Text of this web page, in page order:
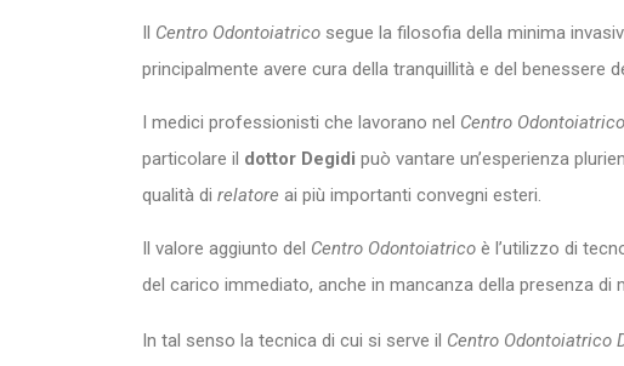
Il Centro Odontoiatrico segue la filosofia della minima
principalmente avere cura della tranquillità e del benessere
I medici professionisti che lavorano nel Centro Odontoiatrico
particolare il dottor Degidi può vantare un’esperienza
qualità di relatore ai più importanti convegni esteri.
Il valore aggiunto del Centro Odontoiatrico è l’utilizzo di
del carico immediato, anche in mancanza della presenza di
In tal senso la tecnica di cui si serve il Centro Odontoiatrico